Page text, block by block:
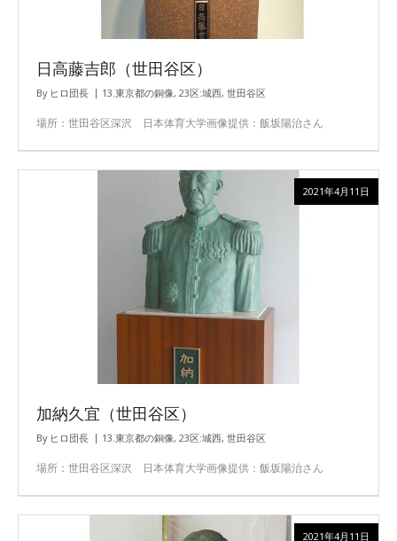
日高藤吉郎（世田谷区）
By ヒロ団長 13.東京都の銅像, 23区:城西, 世田谷区
場所：世田谷区深沢 日本体育大学画像提供：飯坂陽治さん
加納久宜（世田谷区）
By ヒロ団長 13.東京都の銅像, 23区:城西, 世田谷区
場所：世田谷区深沢 日本体育大学画像提供：飯坂陽治さん
2021年4月11日
2021年4月11日